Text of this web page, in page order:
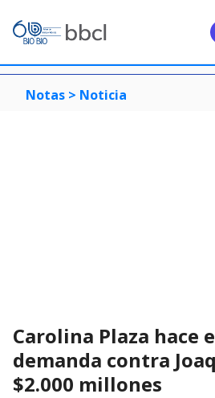
Notas > Noticia
Carolina Plaza hace
demanda contra
$2.000 millones